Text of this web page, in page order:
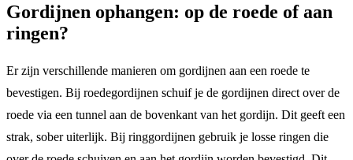
Gordijnen ophangen: op de roede of aan
ringen?
Er zijn verschillende manieren om gordijnen aan een roede te
bevestigen. Bij roedegordijnen schuif je de gordijnen direct over de
roede via een tunnel aan de bovenkant van het gordijn. Dit geeft een
strak, sober uiterlijk. Bij ringgordijnen gebruik je losse ringen die